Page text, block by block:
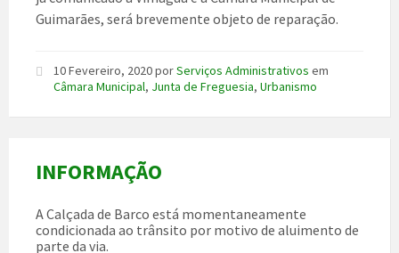
Guimarães, será brevemente objeto de reparação.
10 Fevereiro, 2020porServiços Administrativos em
Câmara Municipal, Junta de Freguesia, Urbanismo
INFORMAÇÃO
A Calçada de Barco está momentaneamente
condicionada ao trânsito por motivo de aluimento de
parte da via.